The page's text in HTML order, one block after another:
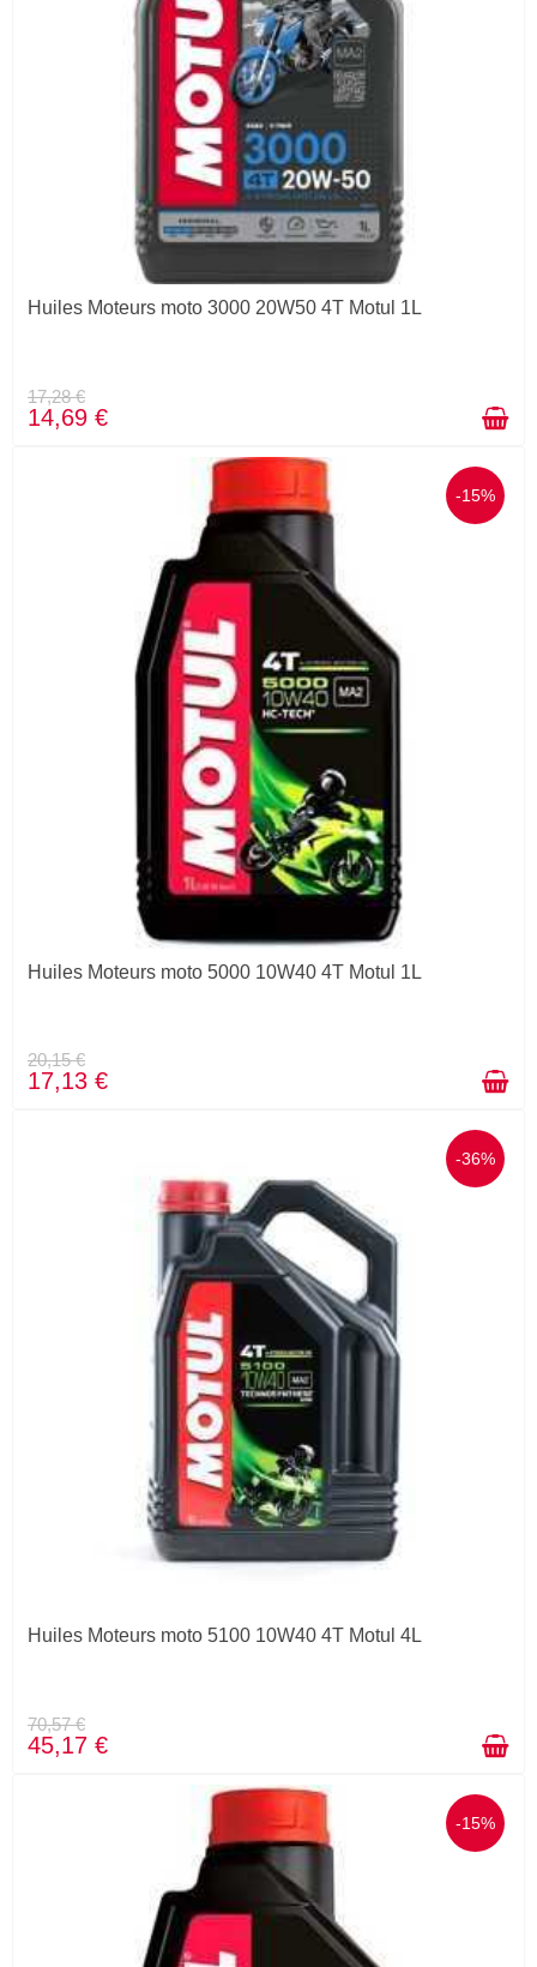
Huiles Moteurs moto 3000 20W50 4T Motul 1L
17,28 €
14,69 €
-15%
Huiles Moteurs moto 5000 10W40 4T Motul 1L
20,15 €
17,13 €
-36%
Huiles Moteurs moto 5100 10W40 4T Motul 4L
70,57 €
45,17 €
-15%